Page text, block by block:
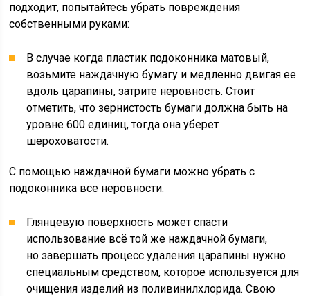
подходит, попытайтесь убрать повреждения
собственными руками:
В случае когда пластик подоконника матовый,
возьмите наждачную бумагу и медленно двигая ее
вдоль царапины, затрите неровность. Стоит
отметить, что зернистость бумаги должна быть на
уровне 600 единиц, тогда она уберет
шероховатости.
С помощью наждачной бумаги можно убрать с
подоконника все неровности.
Глянцевую поверхность может спасти
использование всё той же наждачной бумаги,
но завершать процесс удаления царапины нужно
специальным средством, которое используется для
очищения изделий из поливинилхлорида. Свою